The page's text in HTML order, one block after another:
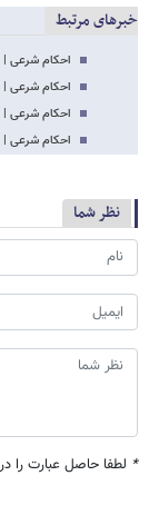
خبرهای مرتبط
احکام شرعی
احکام شرعی |
احکام شرعی |
احکام شرعی |
نظر شما
* لطفا حاصل عبارت را